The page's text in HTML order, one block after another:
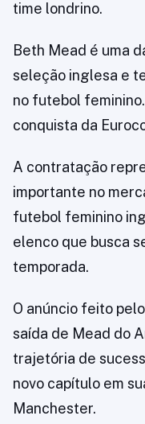
time londrino.
Beth Mead é uma
seleção inglesa e
no futebol
conquista da
A contratação
importante no
futebol feminino
elenco que busca
temporada.
O anúncio feito
saída de Mead do
trajetória de
novo capítulo em
Manchester.